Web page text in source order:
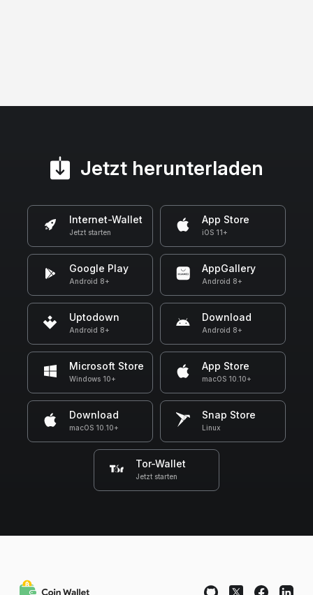
Jetzt herunterladen
Internet-Wallet
Jetzt starten
App Store
iOS 11+
Google Play
Android 8+
AppGallery
Android 8+
Uptodown
Android 8+
Download
Android 8+
Microsoft Store
Windows 10+
App Store
macOS 10.10+
Download
macOS 10.10+
Snap Store
Linux
Tor-Wallet
Jetzt starten